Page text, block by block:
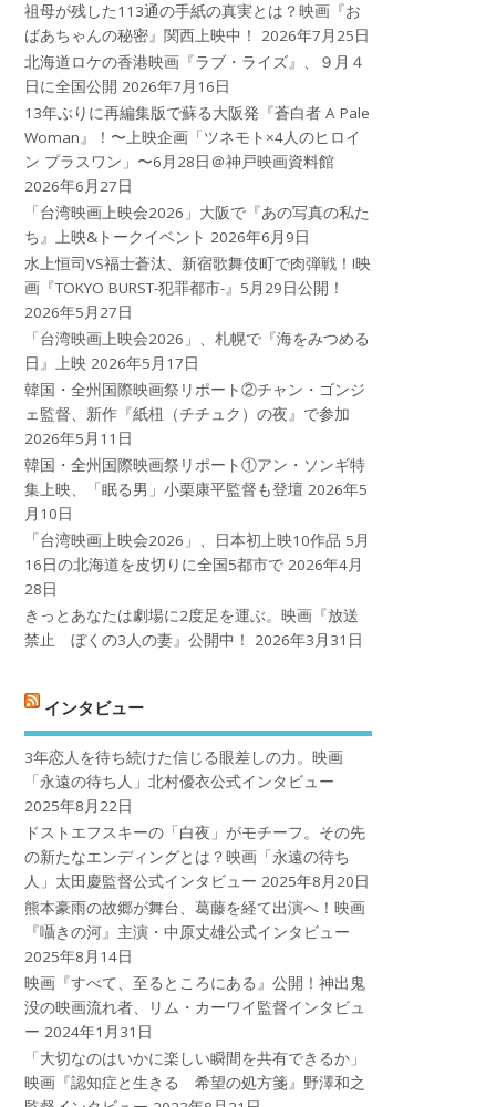
祖母が残した113通の手紙の真実とは？映画『お
ばあちゃんの秘密』関西上映中！
2026年7月25日
北海道ロケの香港映画『ラブ・ライズ』、９月４
日に全国公開 2026年7月16日
13年ぶりに再編集版で蘇る大阪発『蒼白者 A Pale
Woman』！〜上映企画「ツネモト×4人のヒロイ
ン プラスワン」〜6月28日＠神戸映画資料館
2026年6月27日
「台湾映画上映会2026」大阪で『あの写真の私た
ち』上映&トークイベント 2026年6月9日
水上恒司VS福士蒼汰、新宿歌舞伎町で肉弾戦！!映
画『TOKYO BURST-犯罪都市-』5月29日公開！
2026年5月27日
「台湾映画上映会2026」、札幌で『海をみつめる
日』上映 2026年5月17日
韓国・全州国際映画祭リポート②チャン・ゴンジ
ェ監督、新作『紙杻（チチュク）の夜』で参加
2026年5月11日
韓国・全州国際映画祭リポート①アン・ソンギ特
集上映、「眠る男」小栗康平監督も登壇 2026年5
月10日
「台湾映画上映会2026」、日本初上映10作品 5月
16日の北海道を皮切りに全国5都市で 2026年4月
28日
きっとあなたは劇場に2度足を運ぶ。映画『放送
禁止 ぼくの3人の妻』公開中！
2026年3月31日
インタビュー
3年恋人を待ち続けた信じる眼差しの力。映画
「永遠の待ち人」北村優衣公式インタビュー
2025年8月22日
ドストエフスキーの「白夜」がモチーフ。その先
の新たなエンディングとは？映画「永遠の待ち
人」太田慶監督公式インタビュー 2025年8月20日
熊本豪雨の故郷が舞台、葛藤を経て出演へ！映画
『囁きの河』主演・中原丈雄公式インタビュー
2025年8月14日
映画『すべて、至るところにある』公開！神出鬼
没の映画流れ者、リム・カーワイ監督インタビュ
ー 2024年1月31日
「大切なのはいかに楽しい瞬間を共有できるか」
映画『認知症と生きる 希望の処方箋』野澤和之